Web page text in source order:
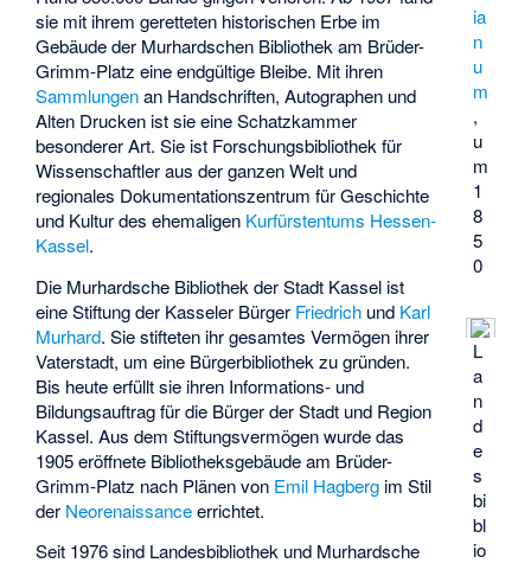
ia
n
u
m
,
u
m
1
8
5
0
sie mit ihrem geretteten historischen Erbe im
Gebäude der Murhardschen Bibliothek am Brüder-
Grimm-Platz eine endgültige Bleibe. Mit ihren
Sammlungenan Handschriften, Autographen und
Alten Drucken ist sie eine Schatzkammer
besonderer Art. Sie ist Forschungsbibliothek für
Wissenschaftler aus der ganzen Welt und
regionales Dokumentationszentrum für Geschichte
und Kultur des ehemaligen Kurfürstentums Hessen-
Kassel.
L
a
n
d
e
s
bi
bl
io
Die Murhardsche Bibliothek der Stadt Kassel ist
eine Stiftung der Kasseler Bürger Friedrich und Karl
Murhard. Sie stifteten ihr gesamtes Vermögen ihrer
Vaterstadt, um eine Bürgerbibliothek zu gründen.
Bis heute erfüllt sie ihren Informations- und
Bildungsauftrag für die Bürger der Stadt und Region
Kassel. Aus dem Stiftungsvermögen wurde das
1905 eröffnete Bibliotheksgebäude am Brüder-
Grimm-Platz nach Plänen von Emil Hagberg im Stil
der Neorenaissanceerrichtet.
Seit 1976 sind Landesbibliothek und Murhardsche